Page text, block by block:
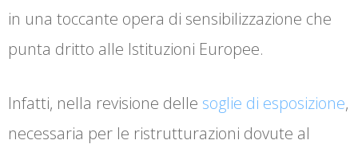
in una toccante opera di sensibilizzazione che
punta dritto alle Istituzioni Europee.
Infatti, nella revisione delle soglie di esposizione,
necessaria per le ristrutturazioni dovute al